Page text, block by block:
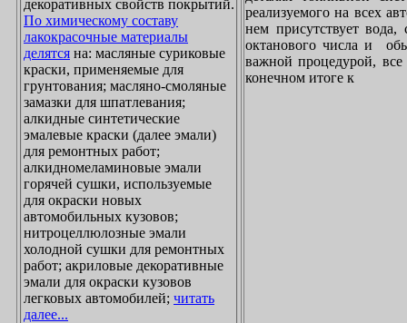
декоративных свойств покрытий.
По химическому составу
лакокрасочные материалы
делятся на: масляные суриковые
краски, применяемые для
грунтования; масляно-смоляные
замазки для шпатлевания;
алкидные синтетические
эмалевые краски (далее эмали)
для ремонтных работ;
алкидномеламиновые эмали
горячей сушки, используемые
для окраски новых
автомобильных кузовов;
нитроцеллюлозные эмали
холодной сушки для ремонтных
работ; акриловые декоративные
эмали для окраски кузовов
легковых автомобилей; читать
далее...
реализуемого на всех
нем присутствует
октанового числа и
важной процедурой, все
конечном итоге к